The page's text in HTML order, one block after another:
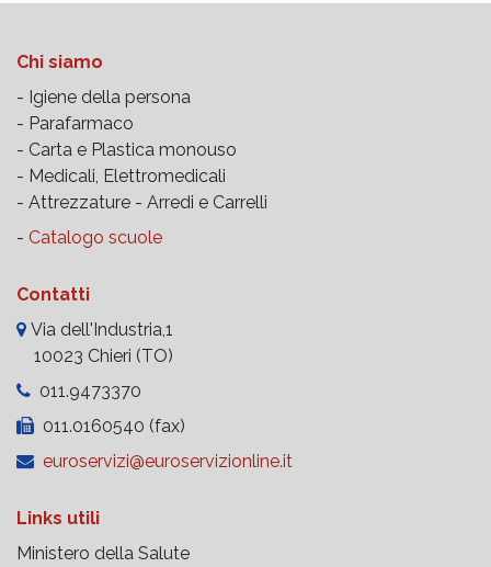
Chi siamo
- Igiene della persona
- Parafarmaco
- Carta e Plastica monouso
- Medicali, Elettromedicali
- Attrezzature - Arredi e Carrelli
- Catalogo scuole
Contatti
Via dell'Industria,1
10023 Chieri (TO)
011.9473370
011.0160540 (fax)
euroservizi@euroservizionline.it
Links utili
Ministero della Salute